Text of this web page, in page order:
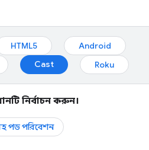
HTML5
Android
Cast Roku
নির্বাচন করুন।
পড পরিবেশন